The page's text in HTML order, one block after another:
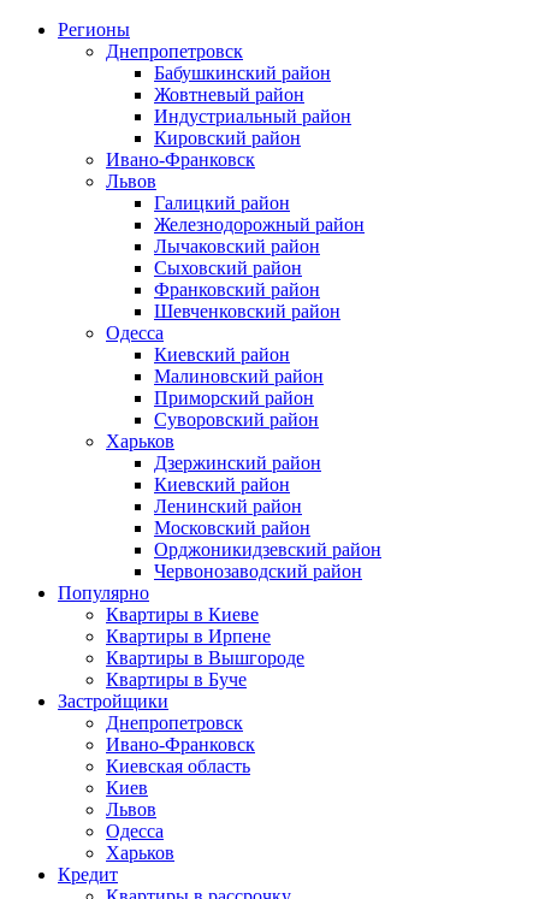
Регионы
Днепропетровск
Бабушкинский район
Жовтневый район
Индустриальный район
Кировский район
Ивано-Франковск
Львов
Галицкий район
Железнодорожный район
Лычаковский район
Сыховский район
Франковский район
Шевченковский район
Одесса
Киевский район
Малиновский район
Приморский район
Суворовский район
Харьков
Дзержинский район
Киевский район
Ленинский район
Московский район
Орджоникидзевский район
Червонозаводский район
Популярно
Квартиры в Киеве
Квартиры в Ирпене
Квартиры в Вышгороде
Квартиры в Буче
Застройщики
Днепропетровск
Ивано-Франковск
Киевская область
Киев
Львов
Одесса
Харьков
Кредит